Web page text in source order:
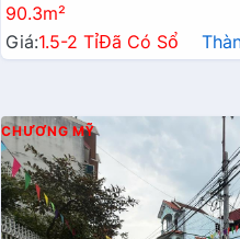
90.3m²
Giá:1.5-2 TỉĐã Có Sổ
CHƯƠNG MỸ